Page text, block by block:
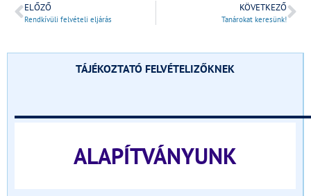
ELŐZŐ
Rendkívüli felvételi eljárás
KÖVETKEZŐ
Tanárokat keresünk!
TÁJÉKOZTATÓ FELVÉTELIZŐKNEK
ALAPÍTVÁNYUNK